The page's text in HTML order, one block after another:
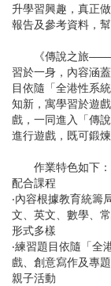
升學習興趣，真正
報告及參考資料，
《傳說之旅
習於一身，內容涵
目依隨「全港性系
知新，寓學習於遊
戲，一同進入「傳
進行遊戲，既可鍛
作業特色如下：
配合課程
‧內容根據教育統籌
文、英文、數學、
形式多樣
‧練習題目依隨「全
戲、創意寫作及專
親子活動